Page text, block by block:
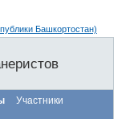
Участники